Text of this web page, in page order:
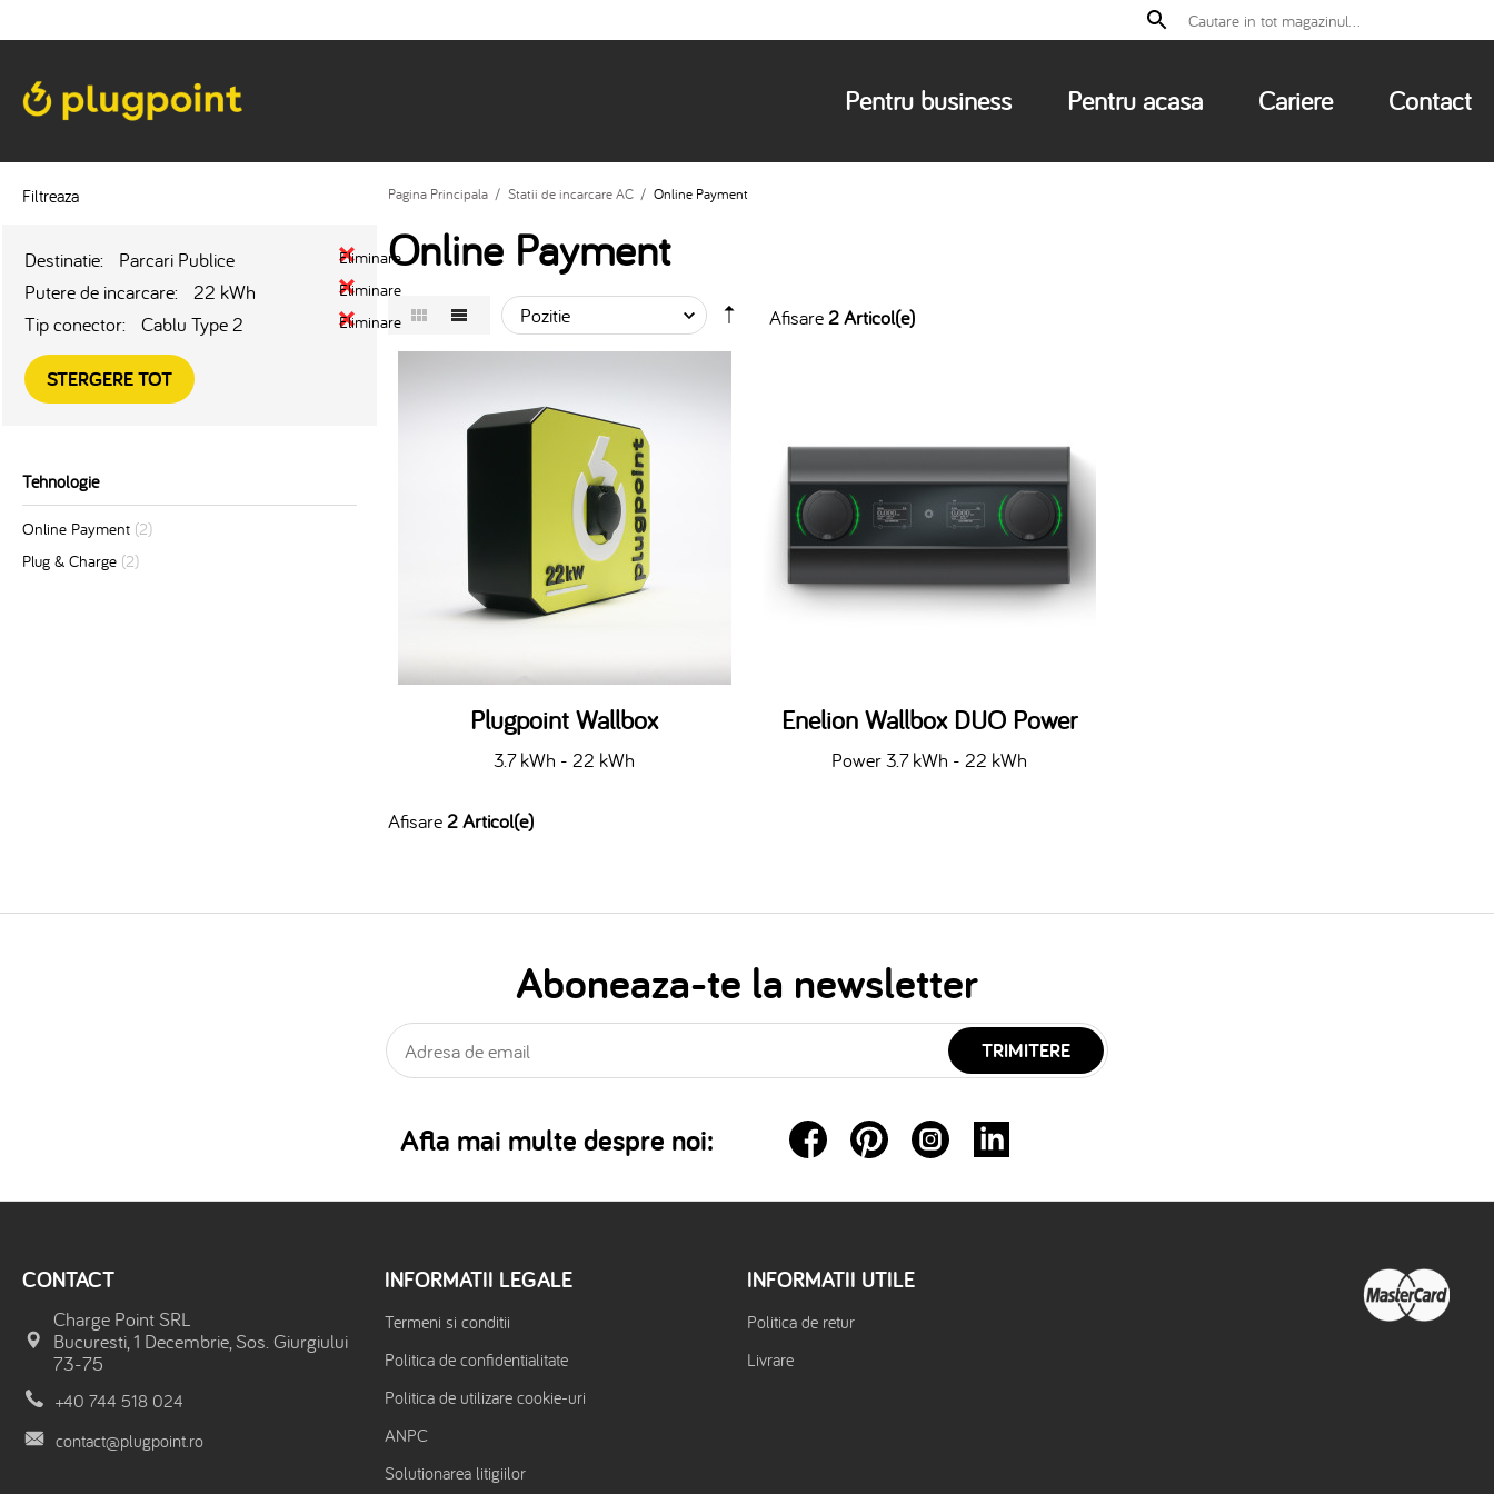
Pentru business Pentru acasa Cariere Contact
Filtreaza
Destinatie: Parcari Publice Eliminare
Putere de incarcare: 22 kWh Eliminare
Tip conector: Cablu Type 2 Eliminare
STERGERE TOT
Tehnologie
Online Payment (2)
Plug & Charge (2)
Pagina Principala / Statii de incarcare AC / Online Payment
Online Payment
Afisare2 Articol(e)
Plugpoint Wallbox
3.7 kWh - 22 kWh
Enelion Wallbox DUO Power
Power 3.7 kWh - 22 kWh
Afisare2 Articol(e)
Aboneaza-te la newsletter
TRIMITERE
Afla mai multe despre noi:
CONTACT
Charge Point SRL
Bucuresti, 1 Decembrie, Sos. Giurgiului
73-75
+40 744 518 024
contact@plugpoint.ro
INFORMATII LEGALE
Termeni si conditii
Politica de confidentialitate
Politica de utilizare cookie-uri
ANPC
Solutionarea litigiilor
INFORMATII UTILE
Politica de retur
Livrare